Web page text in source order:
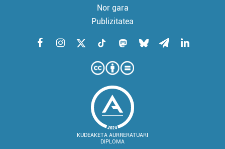
Nor gara
Publizitatea
KUDEAKETA AURRERATUARI
DIPLOMA